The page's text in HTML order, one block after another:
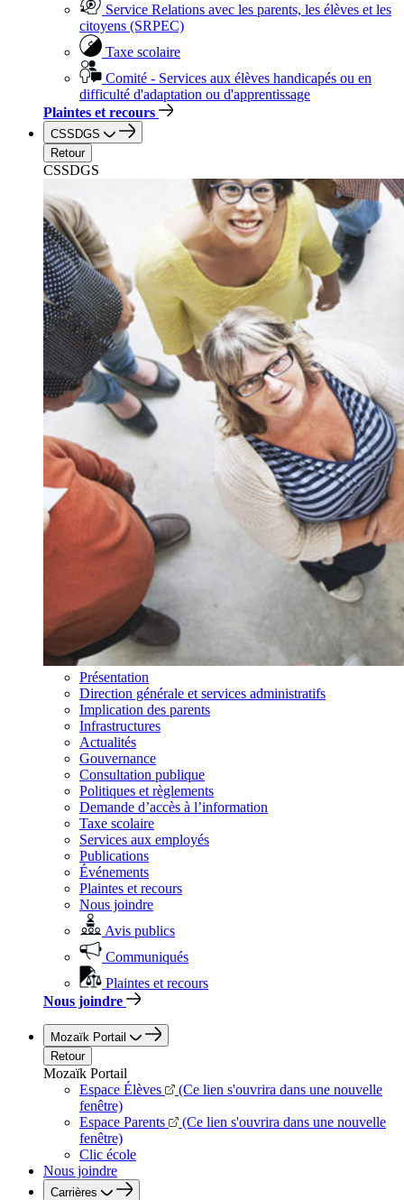
Service Relations avec les parents, les élèves et les
citoyens (SRPEC)
Taxe scolaire
Comité - Services aux élèves handicapés ou en
difficulté d'adaptation ou d'apprentissage
Plaintes et recours
CSSDGS
Retour
CSSDGS
Présentation
Direction générale et services administratifs
Implication des parents
Infrastructures
Actualités
Gouvernance
Consultation publique
Politiques et règlements
Demande d’accès à l’information
Taxe scolaire
Services aux employés
Publications
Événements
Plaintes et recours
Nous joindre
Avis publics
Communiqués
Plaintes et recours
Nous joindre
Mozaïk Portail
Retour
Mozaïk Portail
Espace Élèves
(Ce lien s'ouvrira dans une nouvelle
fenêtre)
Espace Parents
(Ce lien s'ouvrira dans une nouvelle
fenêtre)
Clic école
Nous joindre
Carrières